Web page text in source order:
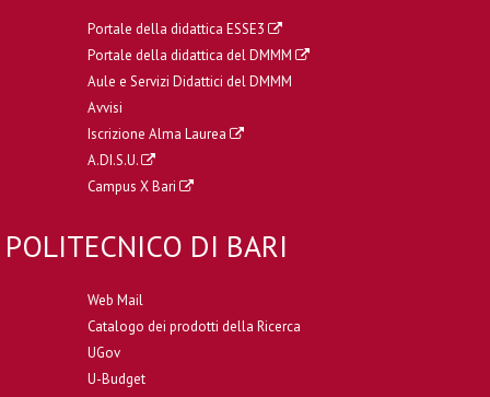
Portale della didattica ESSE3
Portale della didattica del DMMM
Aule e Servizi Didattici del DMMM
Avvisi
Iscrizione Alma Laurea
A.DI.S.U.
Campus X Bari
POLITECNICO DI BARI
Web Mail
Catalogo dei prodotti della Ricerca
UGov
U-Budget